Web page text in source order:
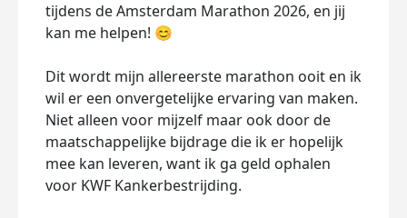
tijdens de Amsterdam Marathon 2026, en jij
kan me helpen! 😊
Dit wordt mijn allereerste marathon ooit en ik
wil er een onvergetelijke ervaring van maken.
Niet alleen voor mijzelf maar ook door de
maatschappelijke bijdrage die ik er hopelijk
mee kan leveren, want ik ga geld ophalen
voor KWF Kankerbestrijding.